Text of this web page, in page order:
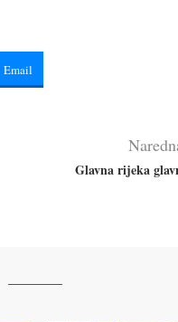
Email
Glavna rijeka